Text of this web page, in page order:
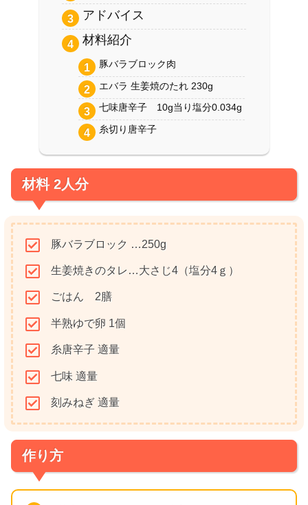
アドバイス
材料紹介
豚バラブロック肉
エバラ 生姜焼のたれ 230g
七味唐辛子 10g当り塩分0.034g
糸切り唐辛子
材料 2人分
豚バラブロック …250g
生姜焼きのタレ…大さじ4（塩分4ｇ）
ごはん 2膳
半熟ゆで卵 1個
糸唐辛子 適量
七味 適量
刻みねぎ 適量
作り方